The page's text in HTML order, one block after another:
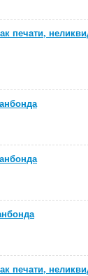
печати,
печати,